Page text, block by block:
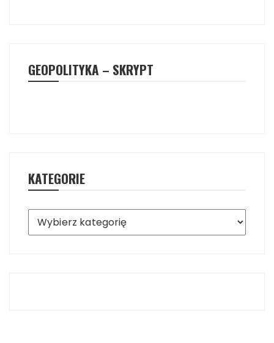
GEOPOLITYKA – SKRYPT
KATEGORIE
Kategorie